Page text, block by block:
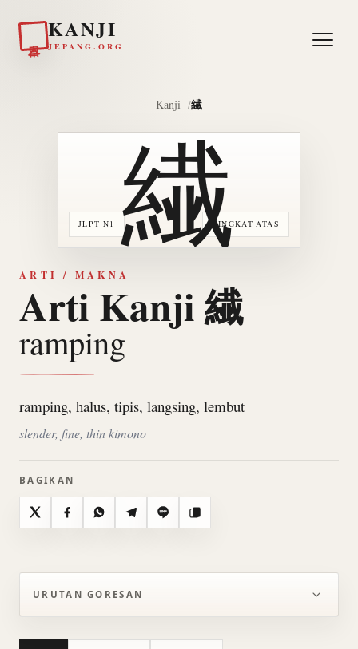
KANJI
JEPANG.ORG
Kanji 繊
JLPT N1 TINGKAT ATAS
繊
ARTI / MAKNA
Arti Kanji 繊
ramping
ramping, halus, tipis, langsing, lembut
slender, fine, thin kimono
BAGIKAN
X FacebookWhatsAppTelegramLine Salin
URUTAN GORESAN